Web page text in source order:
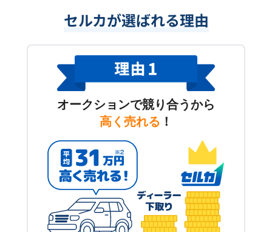
セルカが選ばれる理由
オークションで競り合うから
高く売れる ！